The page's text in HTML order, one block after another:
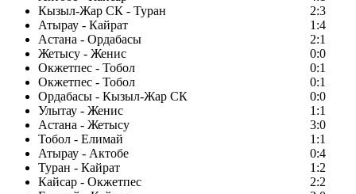
Кызыл-Жар СК - Туран
2:3
Атырау - Кайрат
1:4
Астана - Ордабасы
2:1
Жетысу - Женис
0:0
Окжетпес - Тобол
0:1
Окжетпес - Тобол
0:1
Ордабасы - Кызыл-Жар СК
0:0
Улытау - Женис
1:1
Астана - Жетысу
3:0
Тобол - Елимай
1:1
Атырау - Актобе
0:4
Туран - Кайрат
1:2
Кайсар - Окжетпес
2:2